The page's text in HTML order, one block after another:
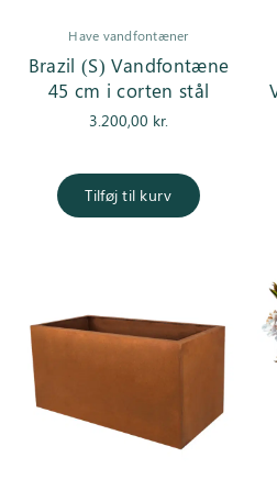
Have vandfontæner
Brazil (S) Vandfontæne
45 cm i corten stål
3.200,00 kr.
Tilføj til kurv